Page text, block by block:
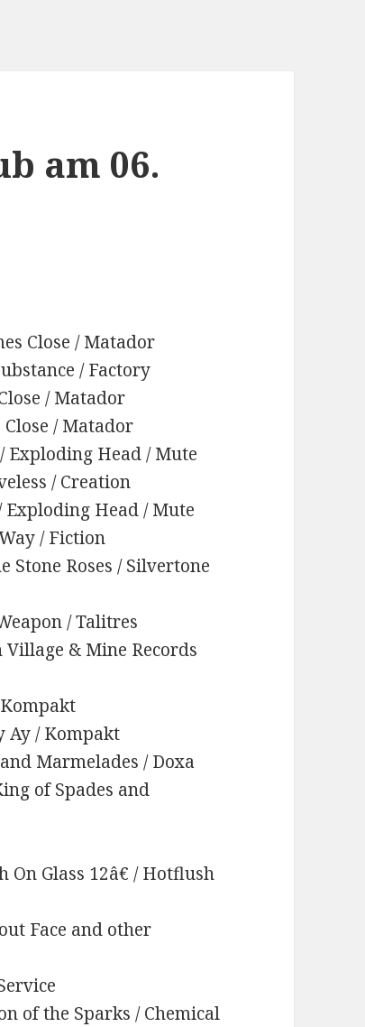
am 06.
Close / Matador
/ Factory
/ Matador
Close / Matador
Exploding Head / Mute
/ Creation
Exploding Head / Mute
/ Fiction
Stone Roses / Silvertone
/ Talitres
& Mine Records
Ay / Kompakt
Marmelades / Doxa
of Spades and
Glass 12â€ / Hotflush
Face and other
of the Sparks / Chemical